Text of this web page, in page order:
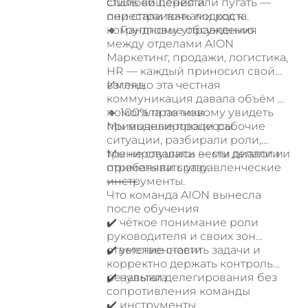
перестраивать подход к
командному управлению.
они стали точками роста.
🔸 Групповые обсуждения
между отделами AION
Маркетинг, продажи, логистика,
HR — каждый приносил свой
взгляд.
Именно эта честная
коммуникация давала объём и
помогала по-новому увидеть
привычные процессы.
🔸 100% практики
Мы моделировали рабочие
ситуации, разбирали роли,
тренировались вести диалоги и
отрабатывать управленческие
инструменты.
Мы не слушали — мы делали и
применяли сразу.
⸻
Что команда AION вынесла
после обучения
✔️ чёткое понимание роли
руководителя и своих зон
ответственности
✔️ умение ставить задачи и
корректно держать контроль
результата
✔️ навыки делегирования без
сопротивления команды
✔️ инструменты